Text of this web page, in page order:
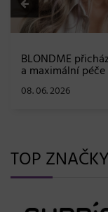
BLONDME
a maximální
08. 06. 2026
TOP ZNAČKY